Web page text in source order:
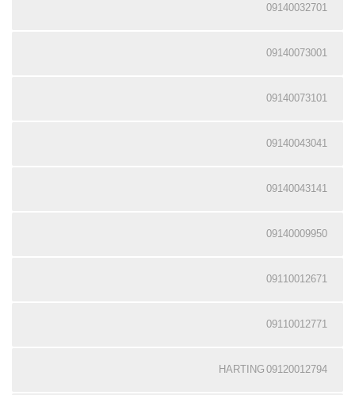
09140032701
09140073001
09140073101
09140043041
09140043141
09140009950
09110012671
09110012771
09120012794 HARTING